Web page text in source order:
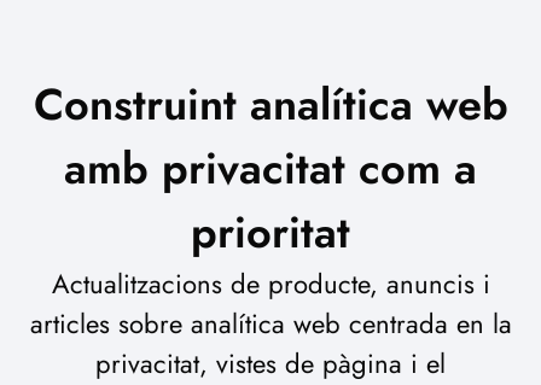
Construint analítica web
amb privacitat com a
prioritat
Actualitzacions de producte, anuncis i
articles sobre analítica web centrada en la
privacitat, vistes de pàgina i el